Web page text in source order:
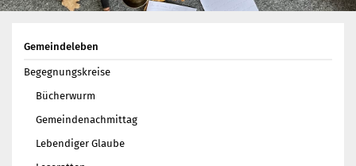
Pastoren
Kirchenmusik
Projekte und Kooperationen
Engagement
Termine
Gemeindeleben
Begegnungskreise
Bücherwurm
Gemeindenachmittag
Lebendiger Glaube